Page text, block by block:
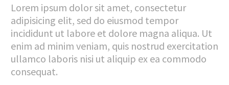
Lorem ipsum dolor sit amet, consectetur
adipisicing elit, sed do eiusmod tempor
incididunt ut labore et dolore magna aliqua. Ut
enim ad minim veniam, quis nostrud exercitation
ullamco laboris nisi ut aliquip ex ea commodo
consequat.